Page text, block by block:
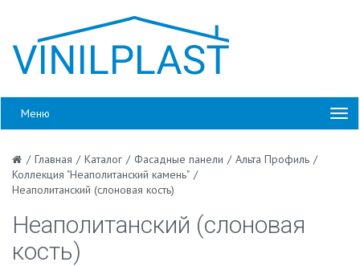
Меню
/ Главная / Каталог / Фасадные панели / Альта Профиль /
Коллекция "Неаполитанский камень" /
Неаполитанский (слоновая кость)
Неаполитанский (слоновая
кость)